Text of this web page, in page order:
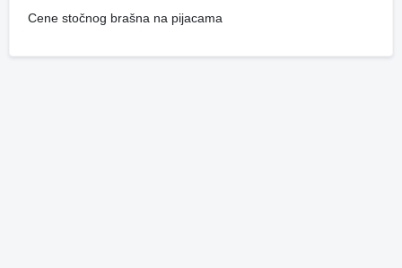
Cene stočnog brašna na pijacama